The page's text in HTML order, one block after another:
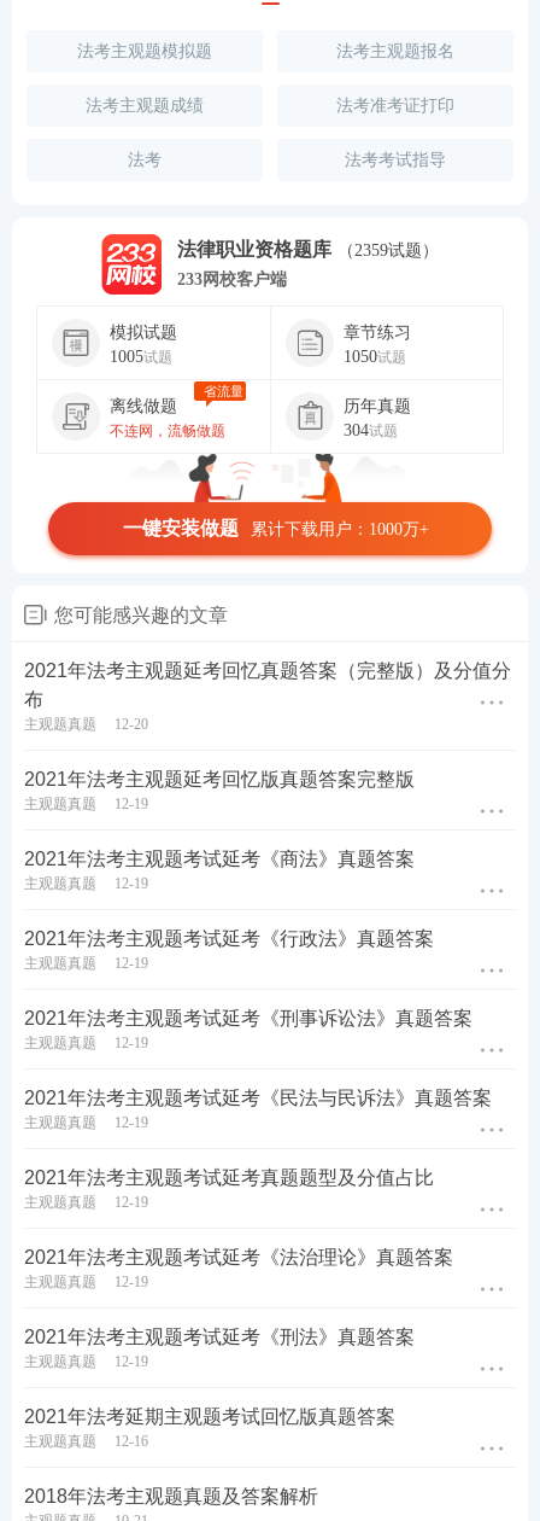
法考主观题模拟题 法考主观题报名
法考主观题成绩 法考准考证打印
法考 法考考试指导
法律职业资格题库
（2359试题）
233网校客户端
模拟试题
1005试题
章节练习
1050试题
离线做题
不连网，流畅做题
省流量
历年真题
304试题
一键安装做题 累计下载用户：1000万+
您可能感兴趣的文章
2021年法考主观题延考回忆真题答案（完整版）及分值分
布
主观题真题 12-20
2021年法考主观题延考回忆版真题答案完整版
主观题真题 12-19
2021年法考主观题考试延考《商法》真题答案
主观题真题 12-19
2021年法考主观题考试延考《行政法》真题答案
主观题真题 12-19
2021年法考主观题考试延考《刑事诉讼法》真题答案
主观题真题 12-19
2021年法考主观题考试延考《民法与民诉法》真题答案
主观题真题 12-19
2021年法考主观题考试延考真题题型及分值占比
主观题真题 12-19
2021年法考主观题考试延考《法治理论》真题答案
主观题真题 12-19
2021年法考主观题考试延考《刑法》真题答案
主观题真题 12-19
2021年法考延期主观题考试回忆版真题答案
主观题真题 12-16
2018年法考主观题真题及答案解析